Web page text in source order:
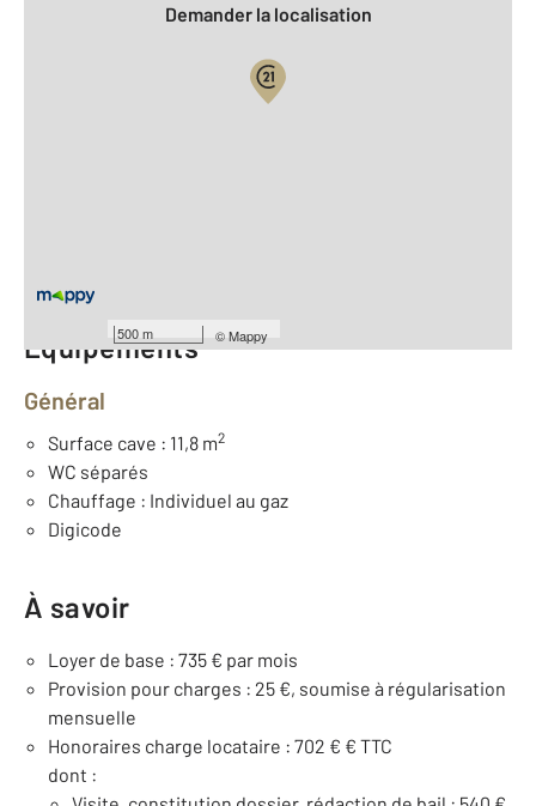
500 m ©Mappy
Demander la localisation
Équipements
Général
Surface cave : 11,8 m2
WC séparés
Chauffage : Individuel au gaz
Digicode
À savoir
Loyer de base : 735 € par mois
Provision pour charges : 25 €, soumise à régularisation
mensuelle
Honoraires charge locataire : 702 € € TTC
dont :